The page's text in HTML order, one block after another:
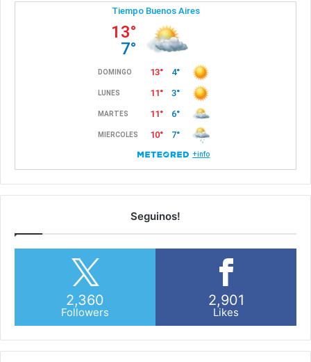
Seguinos!
2,360
Followers
2,901
Likes